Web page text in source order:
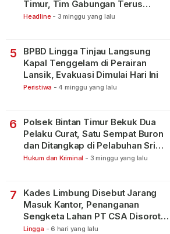
Timur, Tim Gabungan Terus
Lakukan Pencarian
Headline - 3 minggu yang lalu
5
BPBD Lingga Tinjau Langsung
Kapal Tenggelam di Perairan
Lansik, Evakuasi Dimulai Hari Ini
Peristiwa - 4 minggu yang lalu
6
Polsek Bintan Timur Bekuk Dua
Pelaku Curat, Satu Sempat Buron
dan Ditangkap di Pelabuhan Sri
Bintan Pura
Hukum dan Kriminal - 3 minggu yang lalu
7
Kades Limbung Disebut Jarang
Masuk Kantor, Penanganan
Sengketa Lahan PT CSA Disorot
Warga
Lingga - 6 hari yang lalu